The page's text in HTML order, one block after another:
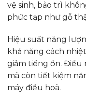
vệ sinh, bảo trì
phức tạp như gỗ
Hiệu suất năng
khả năng cách
giảm tiếng ồn. Điều
mà còn tiết kiệm
máy điều hoà.